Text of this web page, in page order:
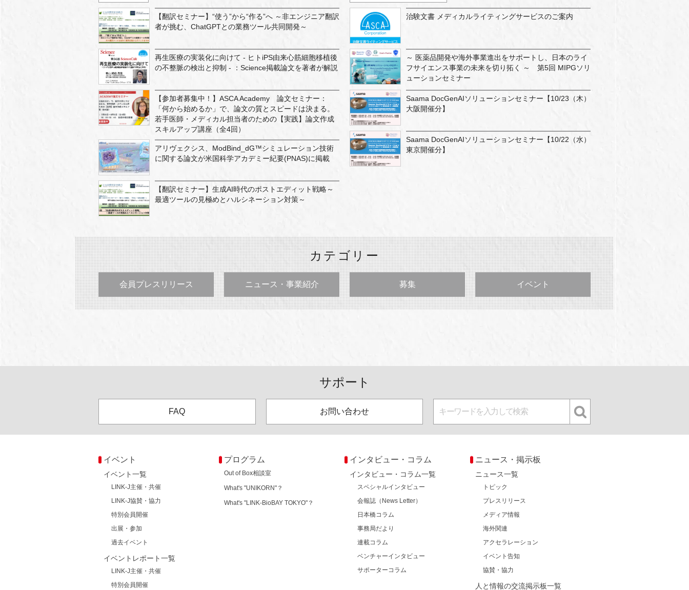
【翻訳セミナー】“使う”から“作る”へ ～非エンジニア翻訳
者が挑む、ChatGPTとの業務ツール共同開発～
再生医療の実装化に向けて - ヒトiPS由来心筋細胞移植後
の不整脈の検出と抑制 - ：Science掲載論文を著者が解説
【参加者募集中！】ASCA Academy 論文セミナー：
「何から始めるか」で、論文の質とスピードは決まる。
若手医師・メディカル担当者のための【実践】論文作成
スキルアップ講座（全4回）
アリヴェクシス、ModBind_dG™シミュレーション技術
に関する論文が米国科学アカデミー紀要(PNAS)に掲載
【翻訳セミナー】生成AI時代のポストエディット戦略～
最適ツールの見極めとハルシネーション対策～
治験文書 メディカルライティングサービスのご案内
～ 医薬品開発や海外事業進出をサポートし、日本のライ
フサイエンス事業の未来を切り拓く ～ 第5回 MIPGソリ
ューションセミナー
Saama DocGenAIソリューションセミナー【10/23（木）
大阪開催分】
Saama DocGenAIソリューションセミナー【10/22（水）
東京開催分】
カテゴリー
会員プレスリリース ニュース・事業紹介 募集 イベント
サポート
FAQ お問い合わせ
イベント
イベント一覧
LINK-J主催・共催
LINK-J協賛・協力
特別会員開催
出展・参加
過去イベント
イベントレポート一覧
LINK-J主催・共催
特別会員開催
プログラム
Out of Box相談室
What's "UNIKORN"？
What's "LINK-BioBAY TOKYO"？
インタビュー・コラム
インタビュー・コラム一覧
スペシャルインタビュー
会報誌（News Letter）
日本橋コラム
事務局だより
連載コラム
ベンチャーインタビュー
サポーターコラム
ニュース・掲示板
ニュース一覧
トピック
プレスリリース
メディア情報
海外関連
アクセラレーション
イベント告知
協賛・協力
人と情報の交流掲示板一覧